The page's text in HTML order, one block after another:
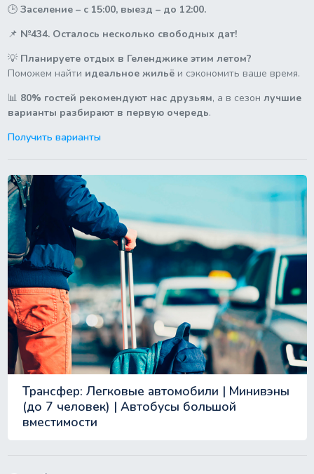
🕒 Заселение – с 15:00, выезд – до 12:00.
📌 №434. Осталось несколько свободных дат!
💡 Планируете отдых в Геленджике этим летом?
Поможем найти идеальное жильёи сэкономить ваше время.
📊 80% гостей рекомендуют нас друзьям, а в сезон лучшие
варианты разбирают в первую очередь.
Получить варианты
Трансфер: Легковые автомобили | Минивэны
(до 7 человек) | Автобусы большой
вместимости